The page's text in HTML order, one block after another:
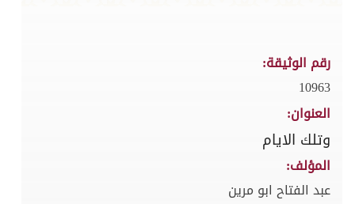
رقم الوثيقة:
10963
العنوان:
وتلك الايام
المؤلف:
عبد الفتاح ابو مرين